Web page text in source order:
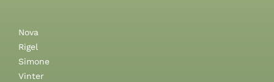
Nova
Rigel
Simone
Vinter